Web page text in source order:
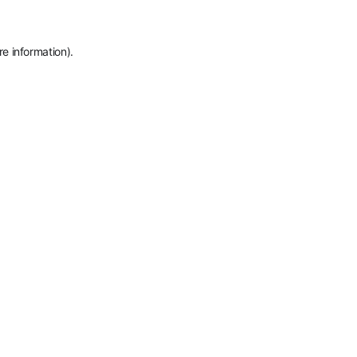
information).